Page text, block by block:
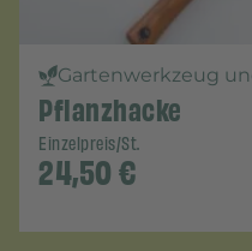
Gartenwerkzeug
Pflanzhacke
Einzelpreis/St.
24,50€